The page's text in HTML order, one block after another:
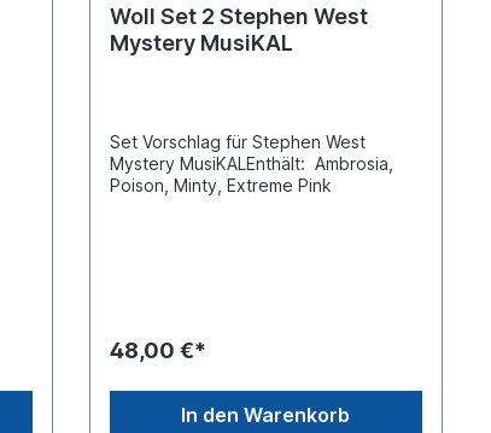
Woll Set 2 Stephen West
Mystery MusiKAL
Set Vorschlag für Stephen West
Mystery MusiKALEnthält: Ambrosia,
Poison, Minty, Extreme Pink
48,00 €*
In den Warenkorb